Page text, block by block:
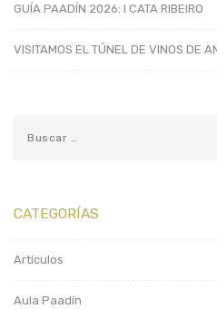
GUÍA PAADÍN 2026: I CATA RIBEIRO
VISITAMOS EL TÚNEL DE VINOS DE
CATEGORÍAS
Artículos
Aula Paadín